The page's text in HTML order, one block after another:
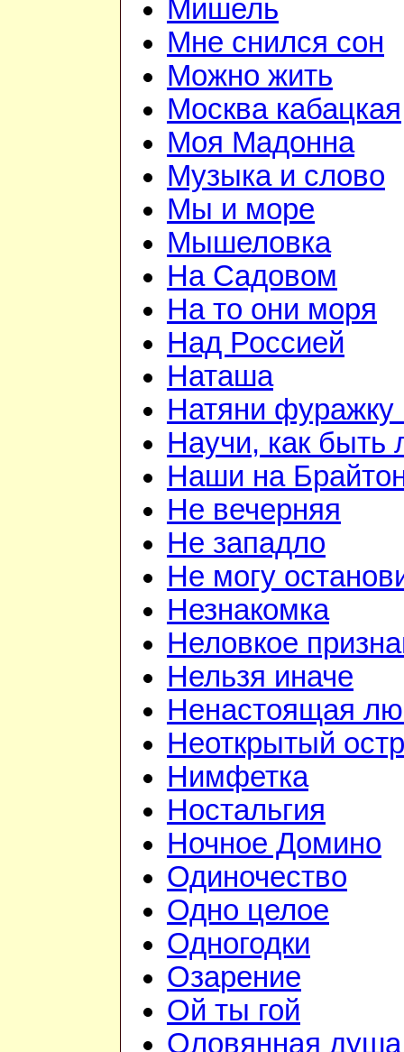
Мишель
Мне снился сон
Можно жить
Москва кабацкая
Моя Мадонна
Музыка и слово
Мы и море
Мышеловка
На Садовом
На то они моря
Над Россией
Наташа
Натяни фуражку
Научи, как
Наши на
Не вечерняя
Не западло
Не могу
Незнакомка
Неловкое
Нельзя иначе
Ненастоящая
Неоткрытый
Нимфетка
Ностальгия
Ночное Домино
Одиночество
Одно целое
Одногодки
Озарение
Ой ты гой
Оловянная душа